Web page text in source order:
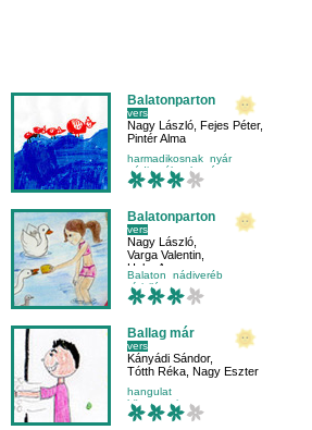
Balatonparton
vers
Nagy László Fejes Péter,
Pintér Alma
harmadikosnak nyár
nádiveréb
olvasás
Balatonparton
vers
Nagy László
Varga Valentin
Haba Anna
Balaton
nádiveréb
vízivilág
Ballag már
vers
Kányádi Sándor,
Tótth Réka Nagy Eszter
hangulat
környezetismeret
másodikosnak